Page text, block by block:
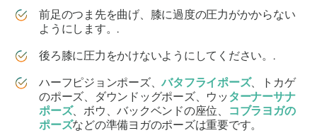
前足のつま先を曲げ、膝に過度の圧力がかからない
ようにします。.
後ろ膝に圧力をかけないようにしてください。.
ハーフピジョンポーズ、バタフライポーズ、トカゲ
のポーズ、ダウンドッグポーズ、ウッターナーサナ
ポーズ、ボウ、バックベンドの座位、
コブラヨガの
ポーズなどの準備ヨガのポーズは重要です。